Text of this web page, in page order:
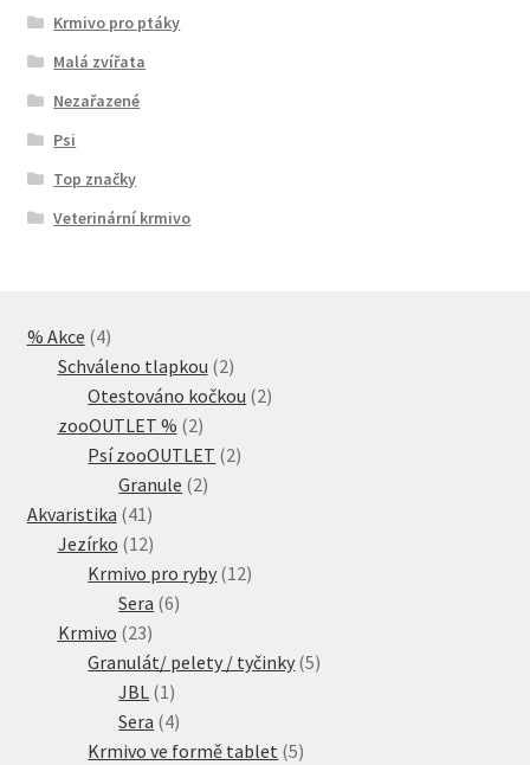
Krmivo pro ptáky
Malá zvířata
Nezařazené
Psi
Top značky
Veterinární krmivo
% Akce 44
produkty
Schváleno tlapkou 22
produkty
Otestováno kočkou 22
zooOUTLET % 22
produkty
Psí zooOUTLET 22
Granule 22
Akvaristika 41 41
produktů
Jezírko 1212
produktů
Krmivo pro ryby 1212
Sera 66
Krmivo 2323
produktů
Granulát/ pelety / tyčinky 55
JBL 1 1
produkt
Sera 44
produkty
Krmivo ve formě tablet 55